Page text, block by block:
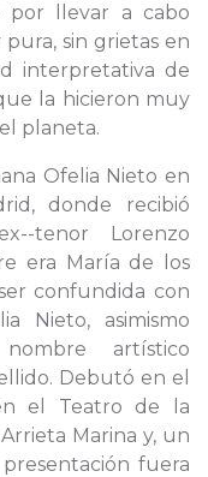
por llevar a cabo
sin grietas en
interpretativa de
la hicieron muy
planeta.
Ofelia Nieto en
donde recibió
tenor Lorenzo
era María de los
confundida con
Nieto, asimismo
artístico
Debutó en el
el Teatro de la
Marina y, un
fuera